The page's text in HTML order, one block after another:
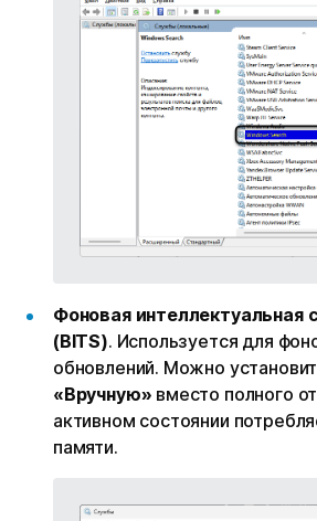
Фоновая интеллектуальная
(BITS). Используется для
обновлений. Можно
«Вручную» вместо полного
активном состоянии
памяти.